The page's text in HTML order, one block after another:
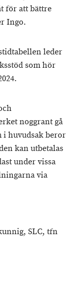
för att bättre
Ingo.
leder
som hör
noggrant gå
i huvudsak beror
kan utbetalas
under vissa
via
SLC, tfn